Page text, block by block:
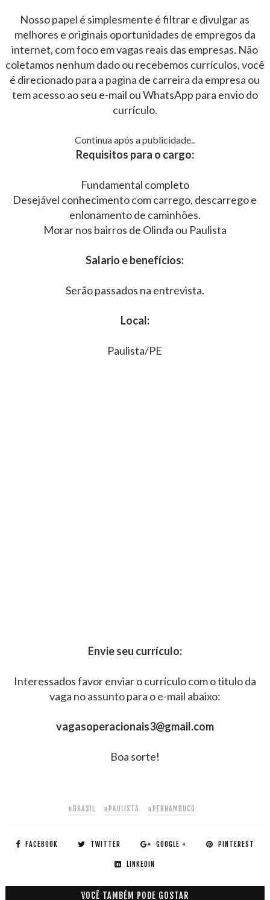
Nosso papel é simplesmente é filtrar e divulgar as
melhores e originais oportunidades de empregos da
internet, com foco em vagas reais das empresas. Não
coletamos nenhum dado ou recebemos currículos, você
é direcionado para a pagina de carreira da empresa ou
tem acesso ao seu e-mail ou WhatsApp para envio do
currículo.
Continua após a publicidade..
Requisitos para o cargo:
Fundamental completo
Desejável conhecimento com carrego, descarrego e
enlonamento de caminhões.
Morar nos bairros de Olinda ou Paulista
Salario e benefícios:
Serão passados na entrevista.
Local:
Paulista/PE
Envie seu currículo:
Interessados favor enviar o currículo com o titulo da
vaga no assunto para o e-mail abaixo:
vagasoperacionais3@gmail.com
Boa sorte!
#BRASIL #PAULISTA #PERNAMBUCO
FACEBOOK TWITTER GOOGLE + PINTEREST
LINKEDIN
VOCÊ TAMBÉM PODE GOSTAR